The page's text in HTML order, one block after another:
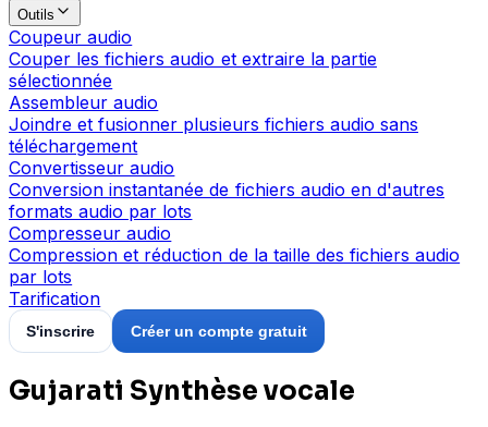
Outils
Coupeur audio
Couper les fichiers audio et extraire la partie
sélectionnée
Assembleur audio
Joindre et fusionner plusieurs fichiers audio sans
téléchargement
Convertisseur audio
Conversion instantanée de fichiers audio en d'autres
formats audio par lots
Compresseur audio
Compression et réduction de la taille des fichiers audio
par lots
Tarification
S'inscrire Créer un compte gratuit
Gujarati Synthèse vocale